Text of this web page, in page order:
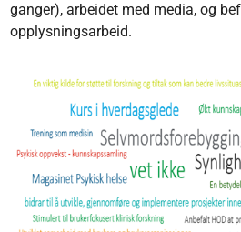
ganger), arbeidet med media, og
opplysningsarbeid.